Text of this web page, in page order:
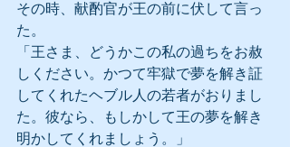
その時、献酌官が王の前に伏して言っ
た。
「王さま、どうかこの私の過ちをお赦
しください。かつて牢獄で夢を解き証
してくれたヘブル人の若者がおりまし
た。彼なら、もしかして王の夢を解き
明かしてくれましょう。」